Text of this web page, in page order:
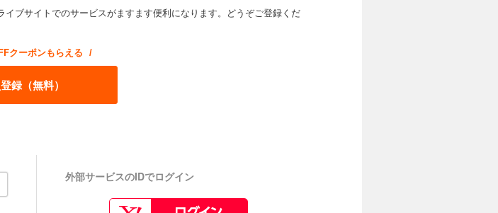
ブサイトでのサービスがますます便利になります。どうぞご登録くだ
クーポンもらえる /
録（無料）
外部サービスのIDでログイン